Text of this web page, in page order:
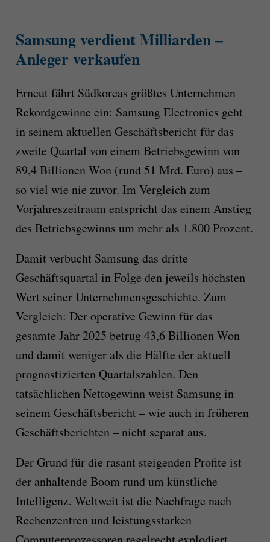
Samsung verdient Milliarden –
Anleger verkaufen
Erneut fährt Südkoreas größtes Unternehmen
Rekordgewinne ein: Samsung Electronics geht
in seinem aktuellen Geschäftsbericht für das
zweite Quartal von einem Betriebsgewinn von
89,4 Billionen Won (rund 51 Mrd. Euro) aus –
so viel wie nie zuvor. Im Vergleich zum
Vorjahreszeitraum entspricht das einem Anstieg
des Betriebsgewinns um mehr als 1.800 Prozent.
Damit verbucht Samsung das dritte
Geschäftsquartal in Folge den jeweils höchsten
Wert seiner Unternehmensgeschichte. Zum
Vergleich: Der operative Gewinn für das
gesamte Jahr 2025 betrug 43,6 Billionen Won
und damit weniger als die Hälfte der aktuell
prognostizierten Quartalszahlen. Den
tatsächlichen Nettogewinn weist Samsung in
seinem Geschäftsbericht – wie auch in früheren
Geschäftsberichten – nicht separat aus.
Der Grund für die rasant steigenden Profite ist
der anhaltende Boom rund um künstliche
Intelligenz. Weltweit ist die Nachfrage nach
Rechenzentren und leistungsstarken